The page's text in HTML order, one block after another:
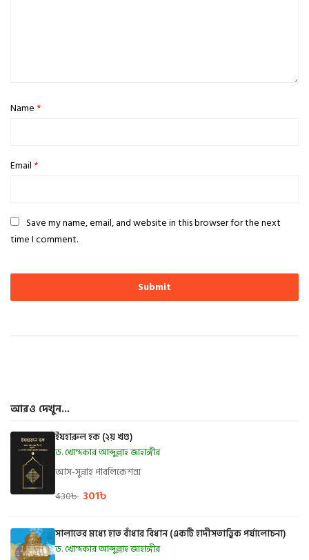
Name *
Email *
Save my name, email, and website in this browser for the next
time I comment.
আরও দেখুন...
ইযহারুল হক (২য় খণ্ড)
ড. খোন্দকার আব্দুল্লাহ জাহাঙ্গীর
আস-সুন্নাহ পাবলিকেশন্স
430৳ 301৳
সালাতের মধ্যে হাত বাঁধার বিধান (একটি হাদীসতাত্ত্বিক পর্যালোচনা)
ড. খোন্দকার আব্দুল্লাহ জাহাঙ্গীর